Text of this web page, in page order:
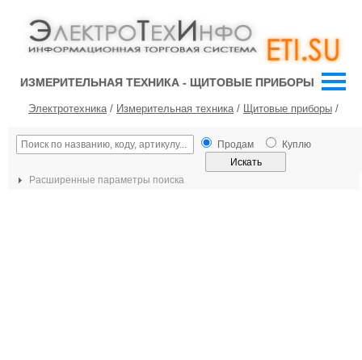
ИЗМЕРИТЕЛЬНАЯ ТЕХНИКА - ЩИТОВЫЕ ПРИБОРЫ
Электротехника/ Измерительная техника/ Щитовые приборы /
Продам Куплю
Расширенные параметры поиска